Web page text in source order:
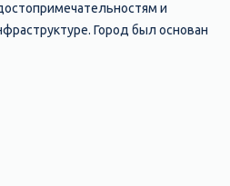
и
Город был основан
одним из главных туристических
номера и
является ее набережная,
километров вдоль моря и